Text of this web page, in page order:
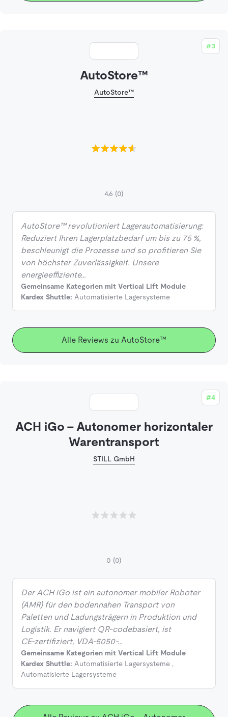
#3
AutoStore™
AutoStore™
4.6 (0)
AutoStore™ revolutioniert Lagerautomatisierung:
Reduziert Ihren Lagerplatzbedarf um bis zu 75 %,
beschleunigt die Prozesse und so profitieren Sie
von höchster Zuverlässigkeit. Unsere
energieeffiziente…
Gemeinsame Kategorien mit Vertical Lift Module
Kardex Shuttle: Automatisierte Lagersysteme
Alle Reviews zu AutoStore™
#4
ACH iGo - Autonomer horizontaler
Warentransport
STILL GmbH
0 (0)
Der ACH iGo ist ein autonomer mobiler Roboter
(AMR) für den bodennahen Transport von
Paletten und Ladungsträgern in Produktion und
Logistik. Er navigiert QR‑codebasiert, ist
CE‑zertifiziert, VDA‑5050‑…
Gemeinsame Kategorien mit Vertical Lift Module
Kardex Shuttle: Automatisierte Lagersysteme ,
Automatisierte Lagersysteme